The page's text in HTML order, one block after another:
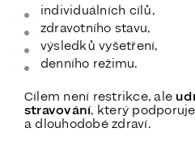
individuálních cílů,
zdravotního stavu,
výsledků vyšetření,
denního režimu.
Cílem není restrikce, ale
stravování, který
a dlouhodobé zdraví.